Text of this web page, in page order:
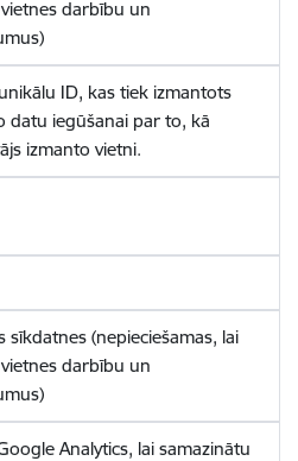
darbību un
ID, kas tiek izmantots
datu iegūšanai par to, kā
izmanto vietni.
sīkdatnes (nepieciešamas, lai
darbību un
Analytics, lai samazinātu